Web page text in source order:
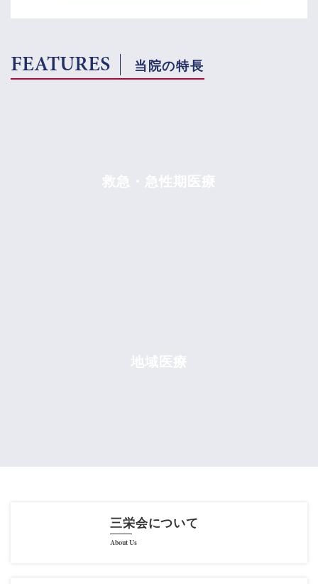
FEATURES 当院の特長
三栄会について
About Us